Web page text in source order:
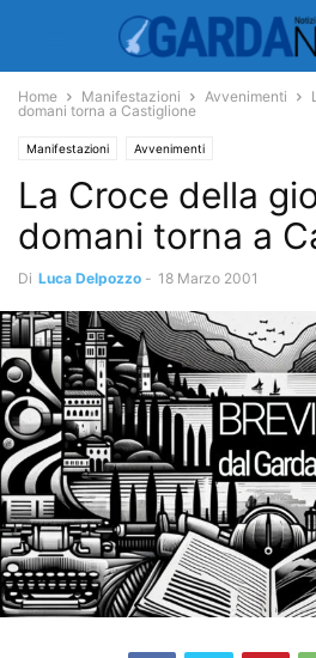
Home Manifestazioni Avvenimenti
domani torna a Castiglione
Manifestazioni Avvenimenti
La Croce della
domani torna a
Di Luca Delpozzo - 18 Marzo 2001